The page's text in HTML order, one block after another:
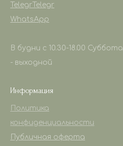
TelegrTelegr
WhatsApp
В будни с 10.30-18.00
- выходной
Информация
Политика
конфиденциальности
Публичная оферта